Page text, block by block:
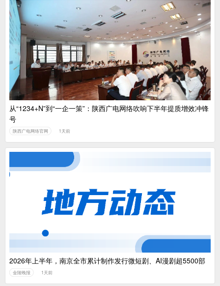
广电总局对互联网电视自动续费专项治理
中国广电：编制一体化电视技术标准白皮书
从“1234+N”到“一企一策”：陕西广电网络吹响下半年提质增效冲锋
号
陕西广电网络官网 1天前
2026年上半年，南京全市累计制作发行微短剧、AI漫剧超5500部
金陵晚报 1天前